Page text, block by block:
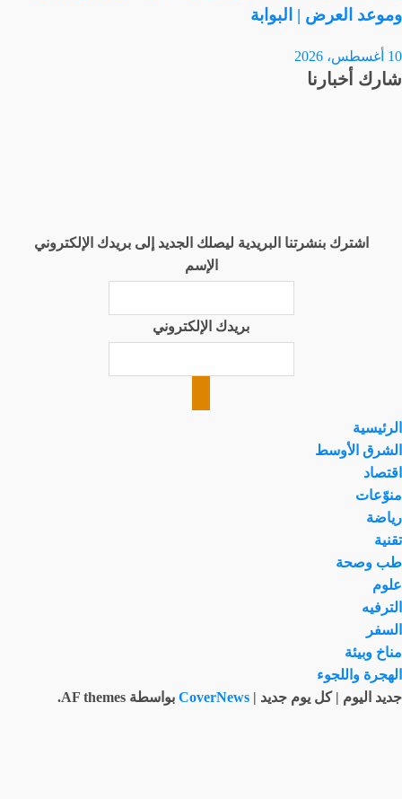
وموعد العرض | البوابة
10 أغسطس، 2026
شارك أخبارنا
اشترك بنشرتنا البريدية ليصلك الجديد إلى بريدك الإلكتروني
الإسم
بريدك الإلكتروني
الرئيسية
الشرق الأوسط
اقتصاد
منوّعات
رياضة
تقنية
طب وصحة
علوم
الترفيه
السفر
مناخ وبيئة
الهجرة واللجوء
جديد اليوم | كل يوم جديد |
CoverNews بواسطة AF themes.